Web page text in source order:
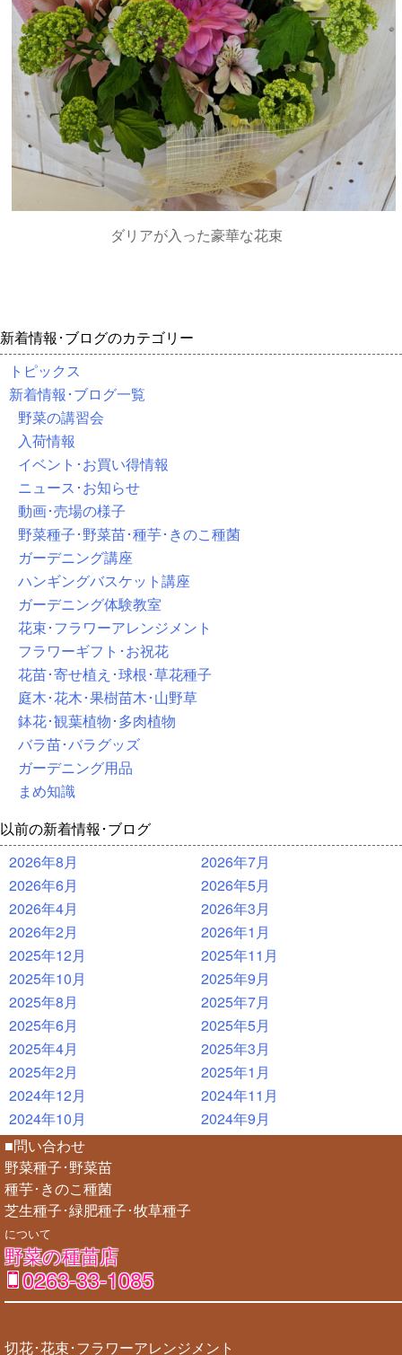
ダリアが入った豪華な花束
新着情報･ブログのカテゴリー
トピックス
新着情報･ブログ一覧
野菜の講習会
入荷情報
イベント･お買い得情報
ニュース･お知らせ
動画･売場の様子
野菜種子･野菜苗･種芋･きのこ種菌
ガーデニング講座
ハンギングバスケット講座
ガーデニング体験教室
花束･フラワーアレンジメント
フラワーギフト･お祝花
花苗･寄せ植え･球根･草花種子
庭木･花木･果樹苗木･山野草
鉢花･観葉植物･多肉植物
バラ苗･バラグッズ
ガーデニング用品
まめ知識
以前の新着情報･ブログ
2026年8月
2026年7月
2026年6月
2026年5月
2026年4月
2026年3月
2026年2月
2026年1月
2025年12月
2025年11月
2025年10月
2025年9月
2025年8月
2025年7月
2025年6月
2025年5月
2025年4月
2025年3月
2025年2月
2025年1月
2024年12月
2024年11月
2024年10月
2024年9月
■問い合わせ
野菜種子･野菜苗
種芋･きのこ種菌
芝生種子･緑肥種子･牧草種子
について
野菜の種苗店
0263-33-1085
切花･花束･フラワーアレンジメント